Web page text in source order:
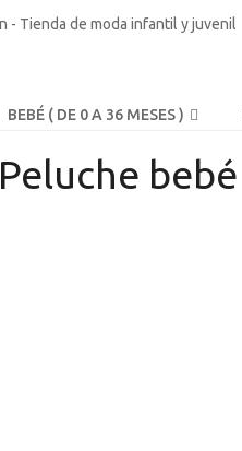
BEBÉ ( DE 0 A 36 MESES )
Peluche bebé